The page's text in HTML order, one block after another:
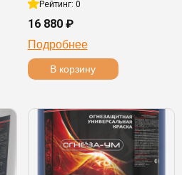
Рейтинг: 0
16 880 ₽
Подробнее
В корзину